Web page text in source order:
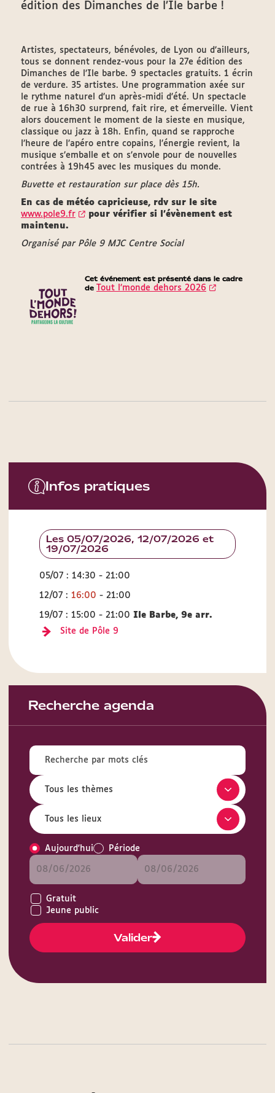
édition des Dimanches de l’Ile barbe !
Artistes, spectateurs, bénévoles, de Lyon ou d’ailleurs,
tous se donnent rendez-vous pour la 27e édition des
Dimanches de l’Ile barbe. 9 spectacles gratuits. 1 écrin
de verdure. 35 artistes. Une programmation axée sur
le rythme naturel d’un après-midi d’été. Un spectacle
de rue à 16h30 surprend, fait rire, et émerveille. Vient
alors doucement le moment de la sieste en musique,
classique ou jazz à 18h. Enfin, quand se rapproche
l’heure de l’apéro entre copains, l’énergie revient, la
musique s’emballe et on s’envole pour de nouvelles
contrées à 19h45 avec les musiques du monde.
Buvette et restauration sur place dès 15h.
En cas de météo capricieuse, rdv sur le site
www.pole9.fr
pour vérifier si l'évènement est
maintenu.
Organisé par Pôle 9 MJC Centre Social
Cet événement est présenté dans le cadre
de
Tout l’monde dehors 2026
Infos pratiques
Les 05/07/2026, 12/07/2026 et
19/07/2026
05/07 : 14:30 - 21:00
12/07 : 16:00 - 21:00
19/07 : 15:00 - 21:00 Ile Barbe, 9e arr.
Site de Pôle 9
Recherche agenda
Aujourd'hui Période
Gratuit
Jeune public
Valider